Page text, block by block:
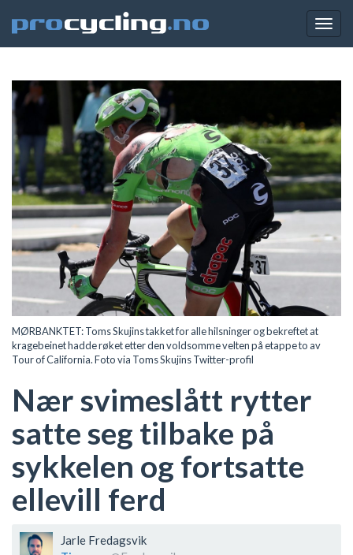
MØRBANKTET: Toms Skujins takket for alle hilsninger og bekreftet at
kragebeinet hadde røket etter den voldsomme velten på etappe to av
Tour of California. Foto via Toms Skujins Twitter-profil
Nær svimeslått rytter
satte seg tilbake på
sykkelen og fortsatte
ellevill ferd
Jarle Fredagsvik